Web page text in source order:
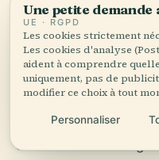
américaine et un
en ingénierie et du
public soit limité, des
guidées et
occasionnellement
héritage de première
souhaitent s'immerger
Une petite demande
UE · RGPD
Les cookies strictement
Les cookies d'analyse
aident à comprendre
uniquement, pas de
modifier ce choix à tout
Personnaliser